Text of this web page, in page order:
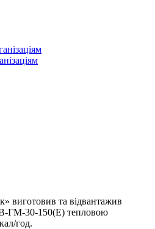
виготовив та відвантажив
ГМ-30-150(Е) тепловою
год.